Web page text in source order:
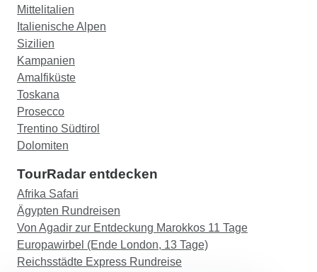
Mittelitalien
Italienische Alpen
Sizilien
Kampanien
Amalfiküste
Toskana
Prosecco
Trentino Südtirol
Dolomiten
TourRadar entdecken
Afrika Safari
Ägypten Rundreisen
Von Agadir zur Entdeckung Marokkos 11 Tage
Europawirbel (Ende London, 13 Tage)
Reichsstädte Express Rundreise